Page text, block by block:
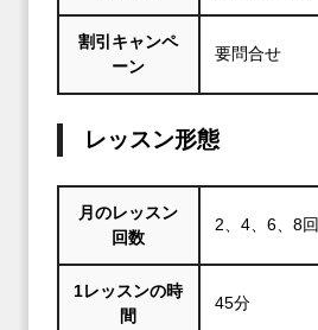
割引キャンペ
ーン
要問合せ
レッスン形態
月のレッスン
回数
2、4、6、8回
1レッスンの時
間
45分